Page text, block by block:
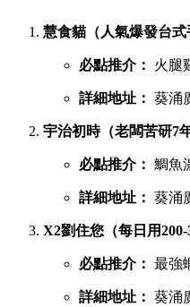
慧食貓（人氣爆發台式
必點推介： 火腿
詳細地址： 葵涌
宇治初時（老闆苦研7
必點推介： 鯛魚
詳細地址： 葵涌
X2劉住您（每日用200-
必點推介： 最強
詳細地址： 葵涌